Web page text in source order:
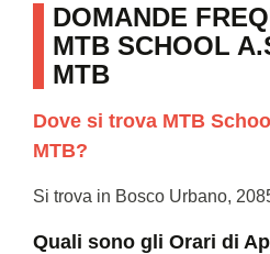
DOMANDE
MTB SCHOOL
MTB
Dove si trova MTB
MTB?
Si trova in Bosco Urbano,
Quali sono gli Orari di